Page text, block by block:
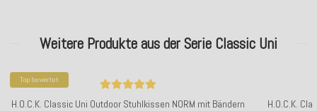
Weitere Produkte aus der Serie Classic Uni
Top bewertet
H.O.C.K. Classic Uni Outdoor Stuhlkissen NORM mit Bändern
H.O.C.K.